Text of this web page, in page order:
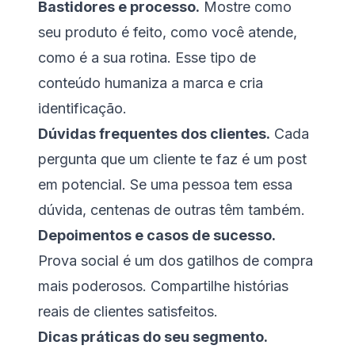
Bastidores e processo. Mostre como
seu produto é feito, como você atende,
como é a sua rotina. Esse tipo de
conteúdo humaniza a marca e cria
identificação.
Dúvidas frequentes dos clientes. Cada
pergunta que um cliente te faz é um post
em potencial. Se uma pessoa tem essa
dúvida, centenas de outras têm também.
Depoimentos e casos de sucesso.
Prova social é um dos gatilhos de compra
mais poderosos. Compartilhe histórias
reais de clientes satisfeitos.
Dicas práticas do seu segmento.